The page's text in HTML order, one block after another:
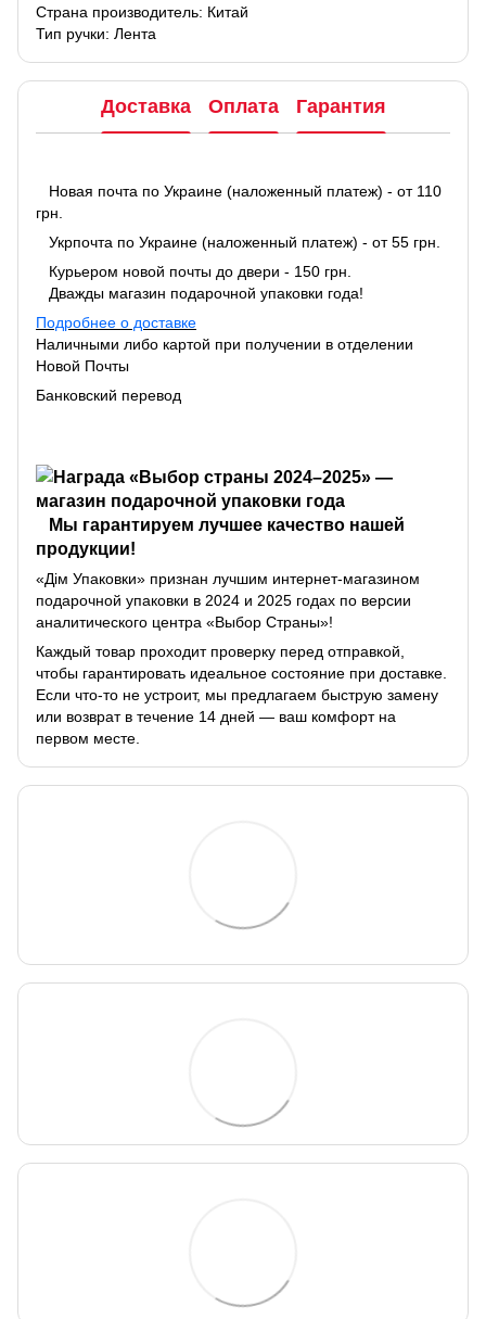
Страна производитель: Китай
Тип ручки: Лента
Доставка Оплата Гарантия
Новая почта по Украине (наложенный платеж) - от 110
грн.
Укрпочта по Украине (наложенный платеж) - от 55 грн.
Курьером новой почты до двери - 150 грн.
Дважды магазин подарочной упаковки года!
Подробнее о доставке
Наличными либо картой при получении в отделении
Новой Почты
Банковский перевод
Мы гарантируем лучшее качество нашей
продукции!
«Дім Упаковки» признан лучшим интернет-магазином
подарочной упаковки в 2024 и 2025 годах по версии
аналитического центра «Выбор Страны»!
Каждый товар проходит проверку перед отправкой,
чтобы гарантировать идеальное состояние при доставке.
Если что-то не устроит, мы предлагаем быструю замену
или возврат в течение 14 дней — ваш комфорт на
первом месте.